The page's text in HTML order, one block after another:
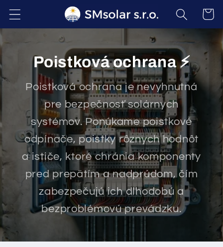
na
Košík
Poistková ochrana ⚡
Poistková ochrana je nevyhnutná
pre bezpečnosť solárnych
systémov. Ponúkame poistkové
odpínače, poistky rôznych hodnôt
a ističe, ktoré chránia komponenty
pred prepätím a nadprúdom, čím
zabezpečujú ich dlhodobú a
bezproblémovú prevádzku.